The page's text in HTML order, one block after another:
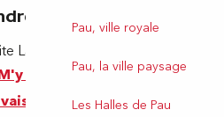
Pau, ville royale
Pau, la ville paysage
Les Halles de Pau
Labarrère
Laborde, 64000 Pau
rendre
en train !